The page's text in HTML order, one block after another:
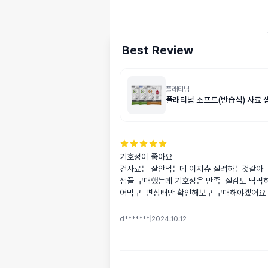
Best Review
플래티넘
플래티넘 소프트(반습식) 사료
기호성이 좋아요
건사료는 잘안먹는데 이지츄 질려하는것같아
샘플 구매했는데 기호성은 만족  질감도 딱딱
어먹구  변상태만 확인해보구 구매해야겠어요
d******* 2024.10.12